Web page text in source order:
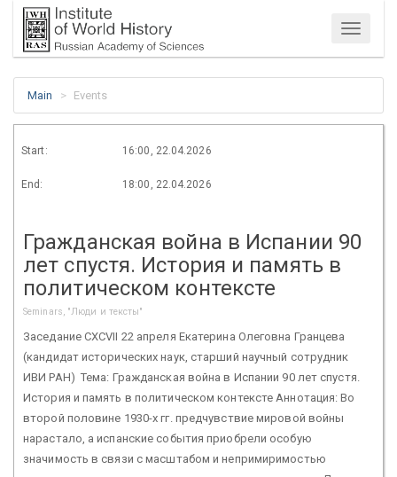
Menu
Main Events
Start: 16:00, 22.04.2026
End: 18:00, 22.04.2026
Гражданская война в Испании 90
лет спустя. История и память в
политическом контексте
Seminars, "Люди и тексты"
Заседание CXCVII 22 апреля Екатерина Олеговна Гранцева
(кандидат исторических наук, старший научный сотрудник
ИВИ РАН) Тема: Гражданская война в Испании 90 лет спустя.
История и память в политическом контексте Аннотация: Во
второй половине 1930-х гг. предчувствие мировой войны
нарастало, а испанские события приобрели особую
значимость в связи с масштабом и непримиримостью